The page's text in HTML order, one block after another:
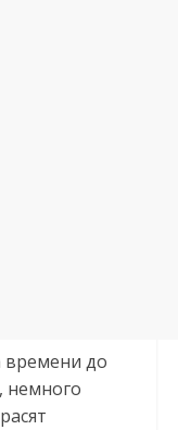
времени до
немного